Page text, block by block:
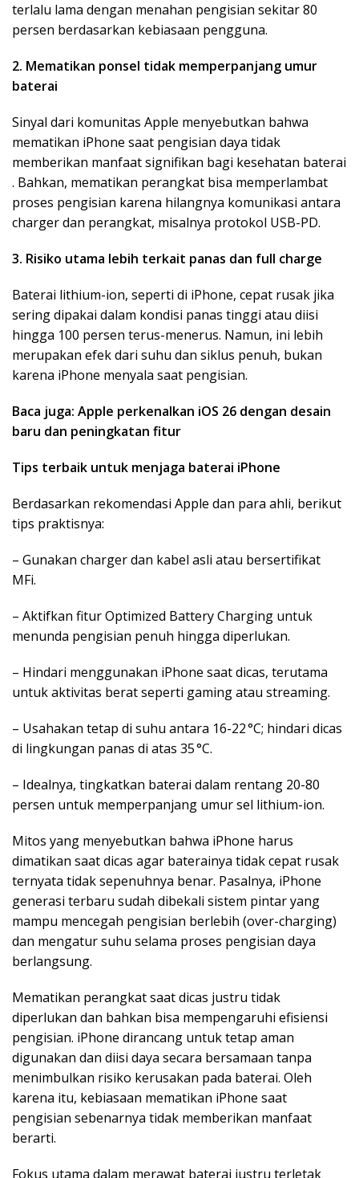
terlalu lama dengan menahan pengisian sekitar 80
persen berdasarkan kebiasaan pengguna.
2. Mematikan ponsel tidak memperpanjang umur
baterai
Sinyal dari komunitas Apple menyebutkan bahwa
mematikan iPhone saat pengisian daya tidak
memberikan manfaat signifikan bagi kesehatan baterai
. Bahkan, mematikan perangkat bisa memperlambat
proses pengisian karena hilangnya komunikasi antara
charger dan perangkat, misalnya protokol USB-PD.
3. Risiko utama lebih terkait panas dan full charge
Baterai lithium-ion, seperti di iPhone, cepat rusak jika
sering dipakai dalam kondisi panas tinggi atau diisi
hingga 100 persen terus-menerus. Namun, ini lebih
merupakan efek dari suhu dan siklus penuh, bukan
karena iPhone menyala saat pengisian.
Baca juga: Apple perkenalkan iOS 26 dengan desain
baru dan peningkatan fitur
Tips terbaik untuk menjaga baterai iPhone
Berdasarkan rekomendasi Apple dan para ahli, berikut
tips praktisnya:
– Gunakan charger dan kabel asli atau bersertifikat
MFi.
– Aktifkan fitur Optimized Battery Charging untuk
menunda pengisian penuh hingga diperlukan.
– Hindari menggunakan iPhone saat dicas, terutama
untuk aktivitas berat seperti gaming atau streaming.
– Usahakan tetap di suhu antara 16-22 °C; hindari dicas
di lingkungan panas di atas 35 °C.
– Idealnya, tingkatkan baterai dalam rentang 20-80
persen untuk memperpanjang umur sel lithium-ion.
Mitos yang menyebutkan bahwa iPhone harus
dimatikan saat dicas agar baterainya tidak cepat rusak
ternyata tidak sepenuhnya benar. Pasalnya, iPhone
generasi terbaru sudah dibekali sistem pintar yang
mampu mencegah pengisian berlebih (over-charging)
dan mengatur suhu selama proses pengisian daya
berlangsung.
Mematikan perangkat saat dicas justru tidak
diperlukan dan bahkan bisa mempengaruhi efisiensi
pengisian. iPhone dirancang untuk tetap aman
digunakan dan diisi daya secara bersamaan tanpa
menimbulkan risiko kerusakan pada baterai. Oleh
karena itu, kebiasaan mematikan iPhone saat
pengisian sebenarnya tidak memberikan manfaat
berarti.
Fokus utama dalam merawat baterai justru terletak